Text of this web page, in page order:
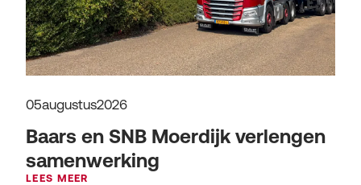
05augustus2026
Baars en SNB Moerdijk verlengen
samenwerking
LEES MEER